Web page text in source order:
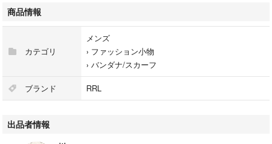
商品情報
カテゴリ
メンズ
› ファッション小物
› バンダナ/スカーフ
ブランド RRL
出品者情報